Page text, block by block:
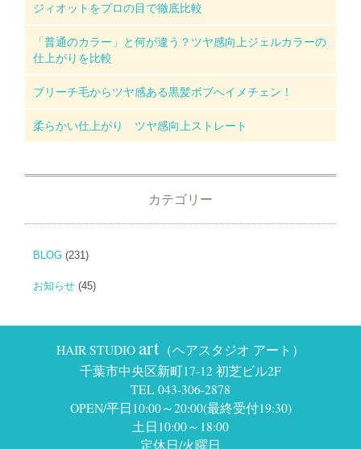
ジィオットをプロの目で徹底比較
「普通のカラー」と何が違う？ツヤ感向上ジェルカラーの
仕上がりを比較
ブリーチ毛からツヤ感ある黒髪ボブへイメチェン！
柔らかい仕上がり ツヤ感向上ストレート
カテゴリー
BLOG (231)
お知らせ (45)
HAIR STUDIO art （ヘアスタジオ アート）
千葉市中央区新町17-12 初芝ビル2F
TEL 043-306-2878
OPEN/平日10:00～20:00(最終受付19:30)
土日10:00～18:00
定休日/火曜日